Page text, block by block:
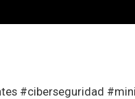
#ciberseguridad